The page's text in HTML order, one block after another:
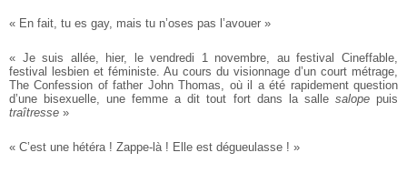
« En fait, tu es gay, mais tu n’oses pas l’avouer »
« Je suis allée, hier, le vendredi 1 novembre, au festival Cineffable,
festival lesbien et féministe. Au cours du visionnage d’un court métrage,
The Confession of father John Thomas, où il a été rapidement question
d’une bisexuelle, une femme a dit tout fort dans la salle salopepuis
traîtresse »
« C’est une hétéra ! Zappe-là ! Elle est dégueulasse ! »